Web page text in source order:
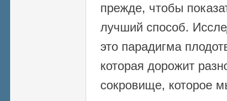
прежде, чтобы
лучший способ.
это парадигма
которая дорожит
сокровище, которое